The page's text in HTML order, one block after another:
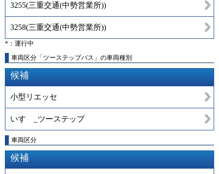
3255(三重交通(中勢営業所))
3258(三重交通(中勢営業所))
*：運行中
車両区分「ツーステップバス」の車両種別
候補
小型リエッセ
いすゞ_ツーステップ
車両区分
候補